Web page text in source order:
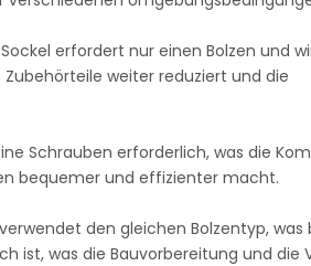
erfordert nur einen Bolzen und
weiter reduziert und die
Schrauben erforderlich, was die
bequemer und effizienter macht.
den gleichen Bolzentyp, was
ist, was die Bauvorbereitung und die